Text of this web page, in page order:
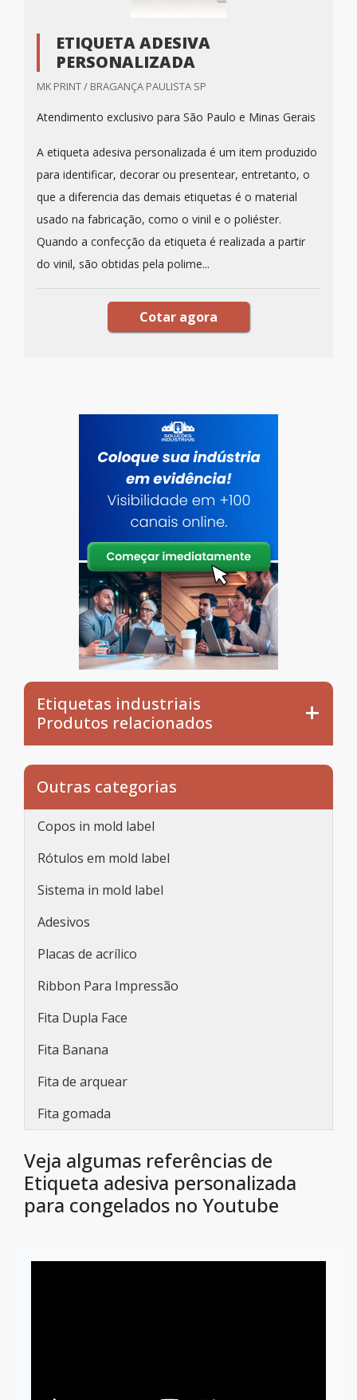
ETIQUETA ADESIVA
PERSONALIZADA
MK PRINT / BRAGANÇA PAULISTA SP
Atendimento exclusivo para São Paulo e Minas Gerais
A etiqueta adesiva personalizada é um item produzido
para identificar, decorar ou presentear, entretanto, o
que a diferencia das demais etiquetas é o material
usado na fabricação, como o vinil e o poliéster.
Quando a confecção da etiqueta é realizada a partir
do vinil, são obtidas pela polime...
Cotar agora
Etiquetas industriais
Produtos relacionados
Outras categorias
Copos in mold label
Rótulos em mold label
Sistema in mold label
Adesivos
Placas de acrílico
Ribbon Para Impressão
Fita Dupla Face
Fita Banana
Fita de arquear
Fita gomada
Veja algumas referências de
Etiqueta adesiva personalizada
para congelados no Youtube